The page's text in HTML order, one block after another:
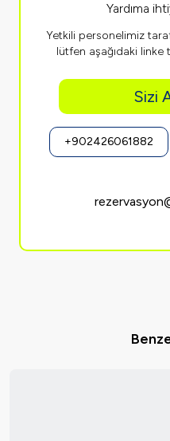
Yardıma
Yetkili personelimiz
lütfen aşağıdaki
Sizi
+902426061882